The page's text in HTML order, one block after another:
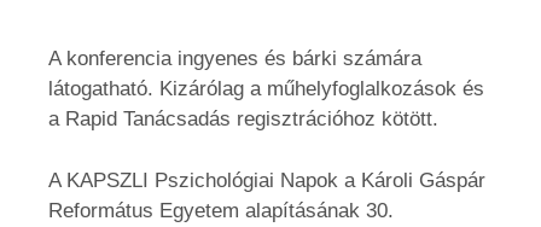
A konferencia ingyenes és bárki számára
látogatható. Kizárólag a műhelyfoglalkozások és
a Rapid Tanácsadás regisztrációhoz kötött.
A KAPSZLI Pszichológiai Napok a Károli Gáspár
Református Egyetem alapításának 30.